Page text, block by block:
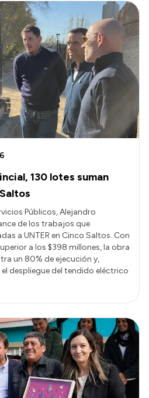
130 lotes suman
Públicos, Alejandro
de los trabajos que
a UNTER en Cinco Saltos. Con
a los $398 millones, la obra
un 80% de ejecución y,
despliegue del tendido eléctrico